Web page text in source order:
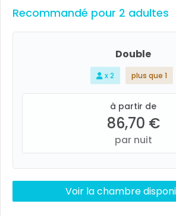
Recommandé pour 2 adultes
Double
x 2 plus que 1
à partir de
86,70 €
par nuit
Voir la chambre